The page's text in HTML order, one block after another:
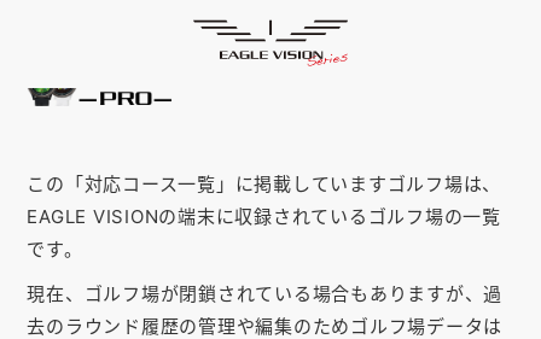
ゴルフナビ
ピンポジ君PIN POSITION
対応コース
EVステーション UPDATE
「岡山県」の対応コース
この「対応コース一覧」に掲載していますゴルフ場は、
EAGLE VISIONの端末に収録されているゴルフ場の一覧
です。
現在、ゴルフ場が閉鎖されている場合もありますが、過
去のラウンド履歴の管理や編集のためゴルフ場データは